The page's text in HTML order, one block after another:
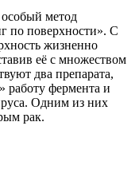
метод
по поверхности». С
жизненно
её с множеством
два препарата,
работу фермента и
Одним из них
рак.